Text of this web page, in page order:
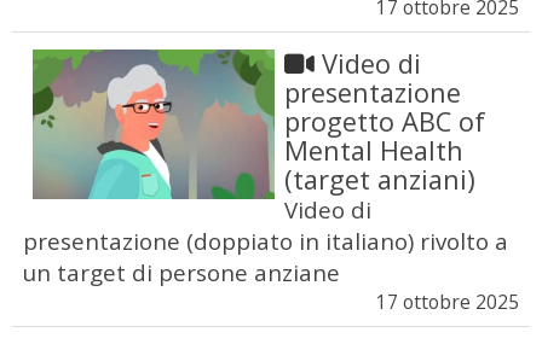
17 ottobre 2025
Video di
presentazione
progetto ABC of
Mental Health
(target anziani)
Video di
presentazione (doppiato in italiano) rivolto a
un target di persone anziane
17 ottobre 2025